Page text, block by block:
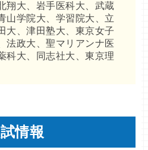
翔大、岩手医科大、武蔵
山学院大、学習院大、立
大、津田塾大、東京女子
法政大、聖マリアンナ医
科大、同志社大、東京理
情報